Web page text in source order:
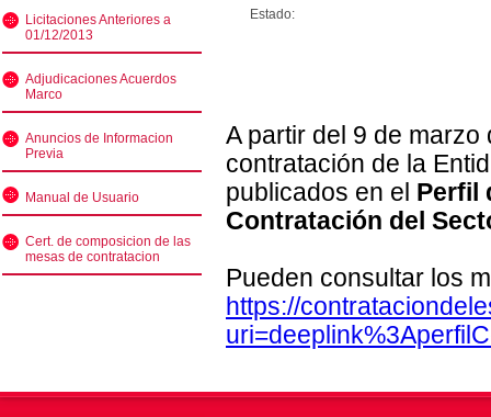
Licitaciones Anteriores a
01/12/2013
Adjudicaciones Acuerdos
Marco
Anuncios de Informacion
Previa
Manual de Usuario
Cert. de composicion de las
mesas de contratacion
Estado:
A partir del 9 de
contratación de la
publicados en el Perfil
Contratación del
Pueden consultar los
https://